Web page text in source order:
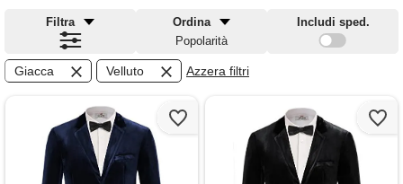
Filtra
Ordina
Popolarità
Includi sped.
Giacca Velluto Azzera filtri